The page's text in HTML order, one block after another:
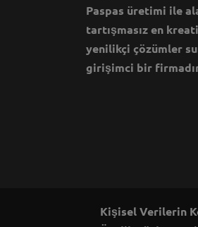
Paspas üretimi ile
tartışmasız en
yenilikçi çözümler
girişimci bir
Kişisel Verilerin